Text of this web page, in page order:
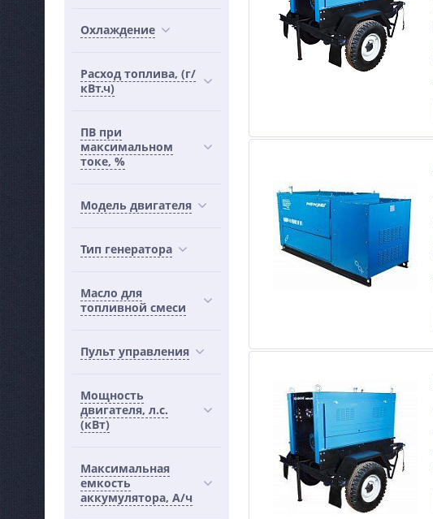
Охлаждение
Расход топлива, (г/
кВт.ч)
ПВ при
максимальном
токе, %
Модель двигателя
Тип генератора
Масло для
топливной смеси
Пульт управления
Мощность
двигателя, л.с.
(кВт)
Максимальная
емкость
аккумулятора, А/ч